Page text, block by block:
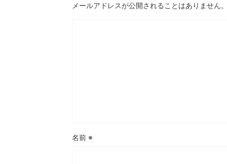
メールアドレスが公開されることはありません
名前 ※